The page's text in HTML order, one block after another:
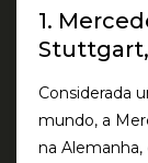
1.
Considerada
mundo, a
na Alemanha,